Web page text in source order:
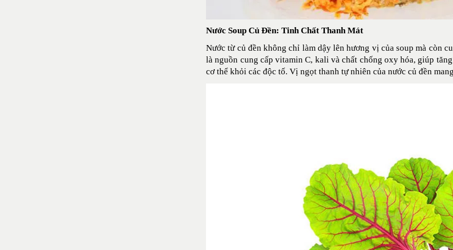
Nước Soup Củ Đền: Tinh Chất Thanh Mát
Nước từ củ đền không chỉ làm dậy lên hương vị của soup mà còn
là nguồn cung cấp vitamin C, kali và chất chống oxy hóa, giúp
cơ thể khỏi các độc tố. Vị ngọt thanh tự nhiên của nước củ đền